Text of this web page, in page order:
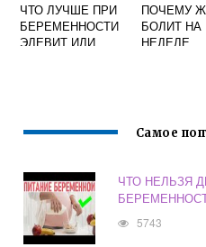
ЧТО ЛУЧШЕ ПРИ
БЕРЕМЕННОСТИ
ЭЛЕВИТ ИЛИ
ПОЧЕМУ
БОЛИТ НА
НЕДЕЛЕ
Самое
ЧТО НЕЛЬЗЯ
5743